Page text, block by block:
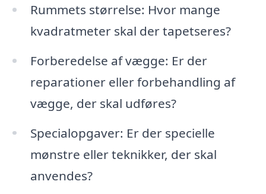
Rummets størrelse: Hvor mange
kvadratmeter skal der tapetseres?
Forberedelse af vægge: Er der
reparationer eller forbehandling af
vægge, der skal udføres?
Specialopgaver: Er der specielle
mønstre eller teknikker, der skal
anvendes?